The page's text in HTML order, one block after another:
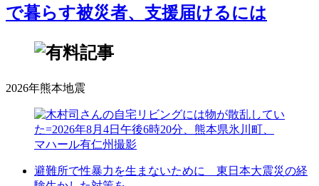
で暮らす被災者、支援届けるには
2026年熊本地震
避難所で性暴力を生まないために 東日本大震災の経